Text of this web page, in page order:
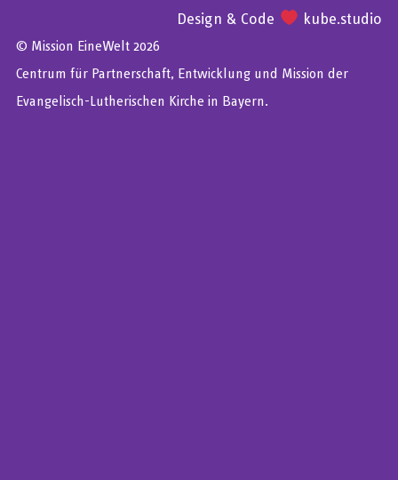
© Mission EineWelt 2026
Centrum für Partnerschaft, Entwicklung und Mission der
Evangelisch-Lutherischen Kirche in Bayern.
Design & Code kube.studio